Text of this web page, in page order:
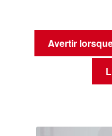
Avertir